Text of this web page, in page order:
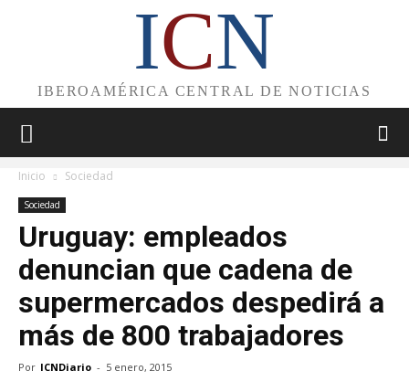
ICN
IBEROAMÉRICA CENTRAL DE NOTICIAS
Inicio Sociedad
Sociedad
Uruguay: empleados
denuncian que cadena de
supermercados despedirá a
más de 800 trabajadores
Por ICNDiario - 5 enero, 2015